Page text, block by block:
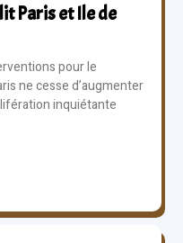
Paris et Ile de
pour le
ne cesse d’augmenter
inquiétante